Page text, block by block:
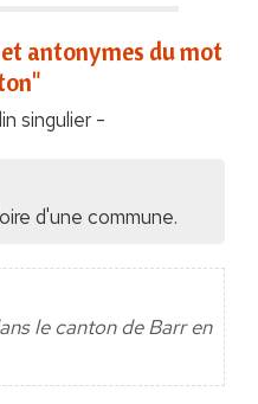
antonymes du mot
singulier -
d'une commune.
le canton de Barr en